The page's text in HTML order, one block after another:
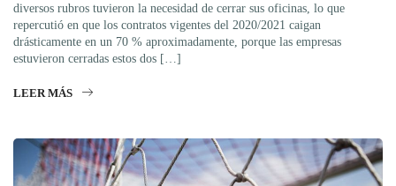
diversos rubros tuvieron la necesidad de cerrar sus oficinas, lo que
repercutió en que los contratos vigentes del 2020/2021 caigan
drásticamente en un 70 % aproximadamente, porque las empresas
estuvieron cerradas estos dos […]
LEER MÁS